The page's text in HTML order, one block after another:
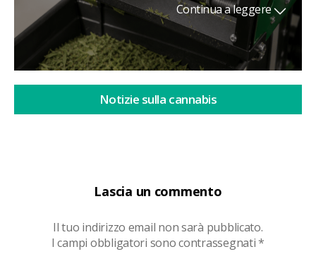
Lascia un commento
Il tuo indirizzo email non sarà pubblicato.
I campi obbligatori sono contrassegnati*
Continua a leggere
Notizie sulla cannabis